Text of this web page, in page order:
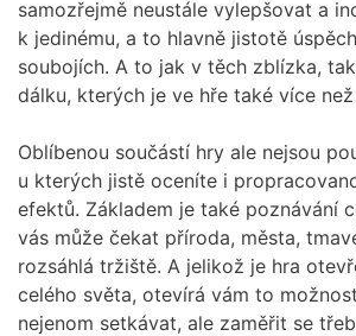
samozřejmě neustále vylepšovat a
k jedinému, a to hlavně jistotě
soubojích. A to jak v těch zblízka,
dálku, kterých je ve hře také více
Oblíbenou součástí hry ale nejsou
u kterých jistě oceníte i
efektů. Základem je také poznávání
vás může čekat příroda, města,
rozsáhlá tržiště. A jelikož je hra
celého světa, otevírá vám to
nejenom setkávat, ale zaměřit se